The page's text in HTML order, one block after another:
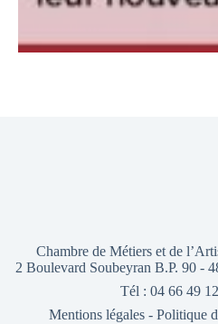
Chambre de Métiers et de
2 Boulevard Soubeyran B.P. 90 -
Tél : 04 66 49
Mentions légales- Politique